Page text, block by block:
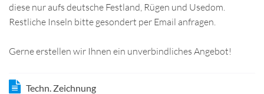
diese nur aufs deutsche Festland, Rügen und Usedom.
Restliche Inseln bitte gesondert per Email anfragen.
Gerne erstellen wir Ihnen ein unverbindliches Angebot!
Techn. Zeichnung